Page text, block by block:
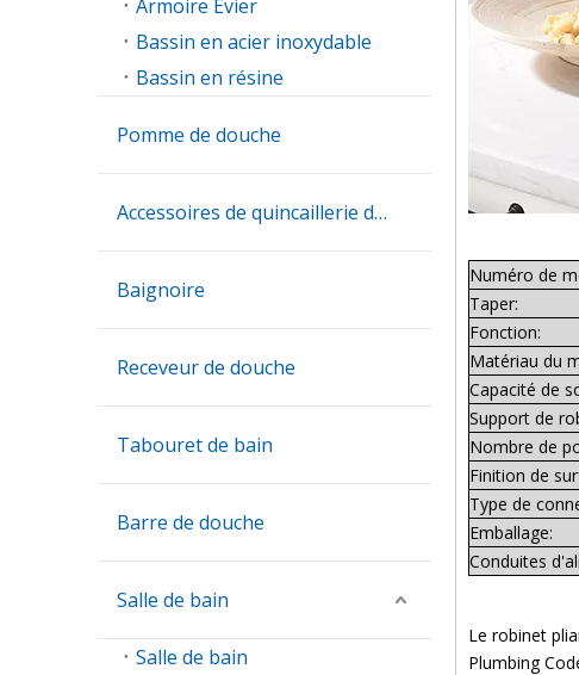
Armoire Évier
Bassin en acier inoxydable
Bassin en résine
Pomme de douche
Accessoires de quincaillerie de salle de bain
Baignoire
Receveur de douche
Tabouret de bain
Barre de douche
Salle de bain
Salle de bain
Numéro de
Taper:
Fonction:
Matériau du
Capacité de
Support de
Nombre de
Finition de
Type de
Emballage:
Conduites
Le robinet
Plumbing